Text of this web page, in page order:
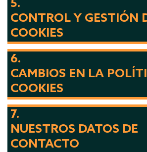
5.
CONTROL Y GESTIÓN
COOKIES
6.
CAMBIOS EN LA
COOKIES
7.
NUESTROS DATOS DE
CONTACTO